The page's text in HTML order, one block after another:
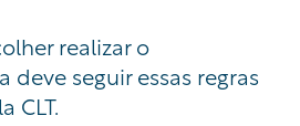
realizar o
seguir essas regras
CLT.